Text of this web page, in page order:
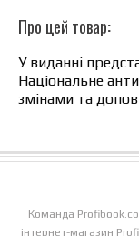
Про цей товар:
У виданні
Національне
змінами та
Команда
інтернет-магазин